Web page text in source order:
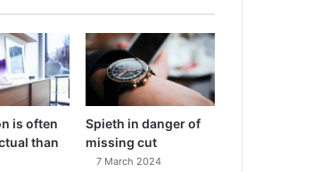
is often
than
Spieth in danger of
missing cut
7 March 2024